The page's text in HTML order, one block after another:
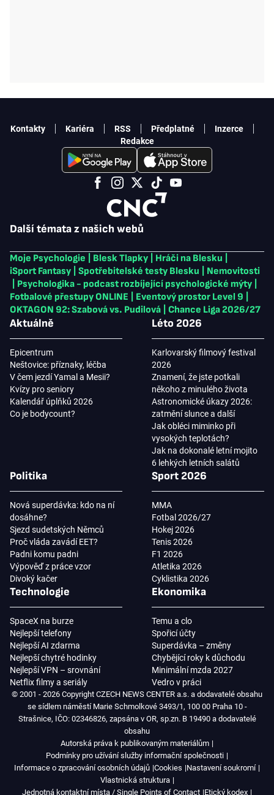
Další témata z našich webů
Moje Psychologie Blesk Tlapky Hráči na Blesku
iSport Fantasy
Spotřebitelské testy Blesku
Nemovitosti
Psychologika - podcast rozbíjející psychologické mýty
Fotbalové přestupy ONLINE
Eventový prostor Level 9
OKTAGON 92: Szabová vs. Pudilová
Chance Liga 2026/27
Aktuálně
Epicentrum
Neštovice: příznaky, léčba
V čem jezdí Yamal a Mesii?
Kvízy pro seniory
Kalendář úplňků 2026
Co je bodycount?
Léto 2026
Karlovarský filmový festival
2026
Znamení, že jste potkali
někoho z minulého života
Astronomické úkazy 2026:
zatmění slunce a další
Jak obléci miminko při
vysokých teplotách?
Jak na dokonalé letní mojito
6 lehkých letních salátů
Politika
Nová superdávka: kdo na ní
dosáhne?
Sjezd sudetských Němců
Proč vláda zavádí EET?
Padni komu padni
Výpověď z práce vzor
Divoký kačer
Sport 2026
MMA
Fotbal 2026/27
Hokej 2026
Tenis 2026
F1 2026
Atletika 2026
Cyklistika 2026
Technologie
SpaceX na burze
Nejlepší telefony
Nejlepší AI zdarma
Nejlepší chytré hodinky
Nejlepší VPN – srovnání
Netflix filmy a seriály
Ekonomika
Temu a clo
Spořicí účty
Superdávka – změny
Chybějící roky k důchodu
Minimální mzda 2027
Vedro v práci
Kontakty Kariéra RSS Předplatné
Inzerce
Redakce
© 2001 - 2026 Copyright CZECH NEWS CENTER a.s. a dodavatelé obsahu
se sídlem náměstí Marie Schmolkové 3493/1, 100 00 Praha 10 -
Strašnice, IČO: 02346826, zapsána v OR, sp.zn. B 19490 a dodavatelé
obsahu
Autorská práva k publikovaným materiálům
Podmínky pro užívání služby informační společnosti
Informace o zpracování osobních údajů Cookies Nastavení soukromí
Vlastnická struktura
Jednotná kontaktní místa / Single Points of Contact Etický kodex